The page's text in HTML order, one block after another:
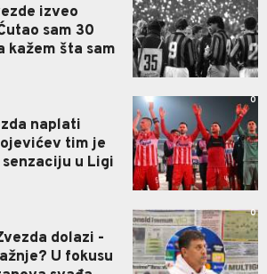
izveo
sam 30
kažem šta sam
naplati
tim je
u Ligi
0
dolazi -
U fokusu
0